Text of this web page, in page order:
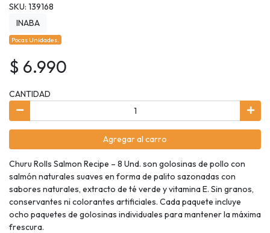
SKU: 139168
INABA
Pocas Unidades.
$ 6.990
CANTIDAD
Agregar al carro
Churu Rolls Salmon Recipe – 8 Und. son golosinas de pollo con
salmón naturales suaves en forma de palito sazonadas con
sabores naturales, extracto de té verde y vitamina E. Sin granos,
conservantes ni colorantes artificiales. Cada paquete incluye
ocho paquetes de golosinas individuales para mantener la máxima
frescura.